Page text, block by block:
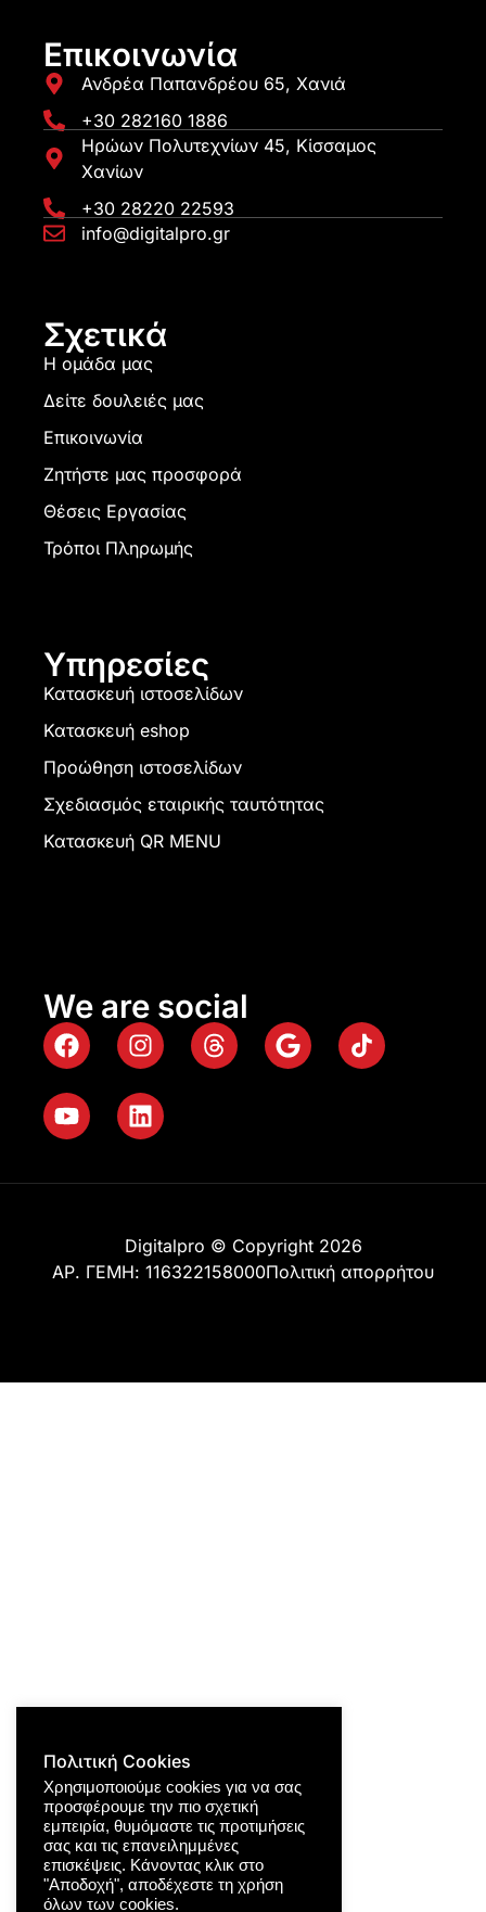
Επικοινωνία
Ανδρέα Παπανδρέου 65, Χανιά
+30 282160 1886
Ηρώων Πολυτεχνίων 45, Κίσσαμος
Χανίων
+30 28220 22593
info@digitalpro.gr
Σχετικά
Η ομάδα μας
Δείτε δουλειές μας
Επικοινωνία
Ζητήστε μας προσφορά
Θέσεις Εργασίας
Τρόποι Πληρωμής
Υπηρεσίες
Κατασκευή ιστοσελίδων
Κατασκευή eshop
Προώθηση ιστοσελίδων
Σχεδιασμός εταιρικής ταυτότητας
Κατασκευή QR MENU
We are social
Digitalpro © Copyright 2026
ΑΡ. ΓΕΜΗ: 116322158000Πολιτική απορρήτου
Πολιτική Cookies
Χρησιμοποιούμε cookies για να σας
προσφέρουμε την πιο σχετική
εμπειρία, θυμόμαστε τις προτιμήσεις
σας και τις επανειλημμένες
επισκέψεις. Κάνοντας κλικ στο
"Αποδοχή", αποδέχεστε τη χρήση
όλων των cookies.